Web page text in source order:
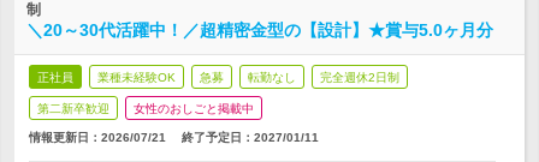
制
＼20～30代活躍中！／超精密金型の【設計】★賞与5.0ヶ月分
正社員 業種未経験OK 急募 転勤なし 完全週休2日制
第二新卒歓迎 女性のおしごと掲載中
情報更新日：2026/07/21 終了予定日： 2027/01/11